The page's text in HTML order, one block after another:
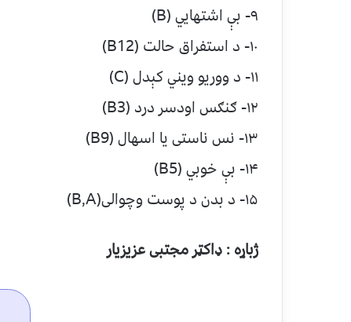
۹- بې اشتهایي (B)
۱۰- د استفراق حالت (B12)
۱۱- د ووریو ویني کېدل (C)
۱۲- ګنګس اودسر درد (B3)
۱۳- نس ناستی یا اسهال (B9)
۱۴- بې خوبي (B5)
۱۵- د بدن د پوست وچوالی(B,A)
ژباړه : ډاکټر مجتبی عزیزیار